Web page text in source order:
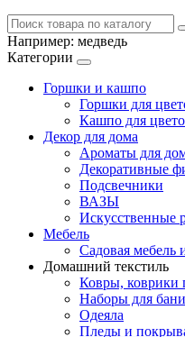
Например: медведь
Категории
Горшки и кашпо
Горшки для
Кашпо для
Декор для дома
Ароматы для
Декоративные
Подсвечники
ВАЗЫ
Искусственные
Мебель
Садовая мебель
Домашний текстиль
Ковры, коврики
Наборы для
Одеяла
Пледы и